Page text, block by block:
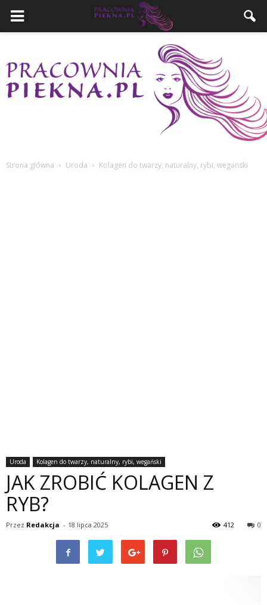
PracowniaPiekna.pl
Strona główna Uroda Kolagen do twarzy, naturalny, rybi, wegański
Uroda Kolagen do twarzy, naturalny, rybi, wegański
JAK ZROBIĆ KOLAGEN Z
RYB?
Przez Redakcja - 18 lipca 2025 0
412